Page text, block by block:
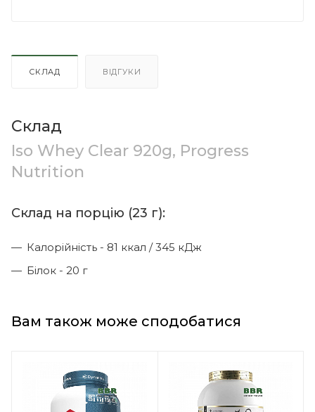
СКЛАД ВІДГУКИ
Склад
Iso Whey Clear 920g, Progress
Nutrition
Склад на порцію (23 г):
Калорійність - 81 ккал / 345 кДж
Білок - 20 г
Вам також може сподобатися